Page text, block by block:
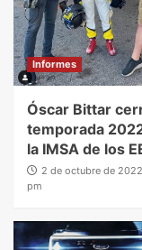
Informes
Óscar Bittar
temporada
la IMSA de los
2 de octubre de
pm